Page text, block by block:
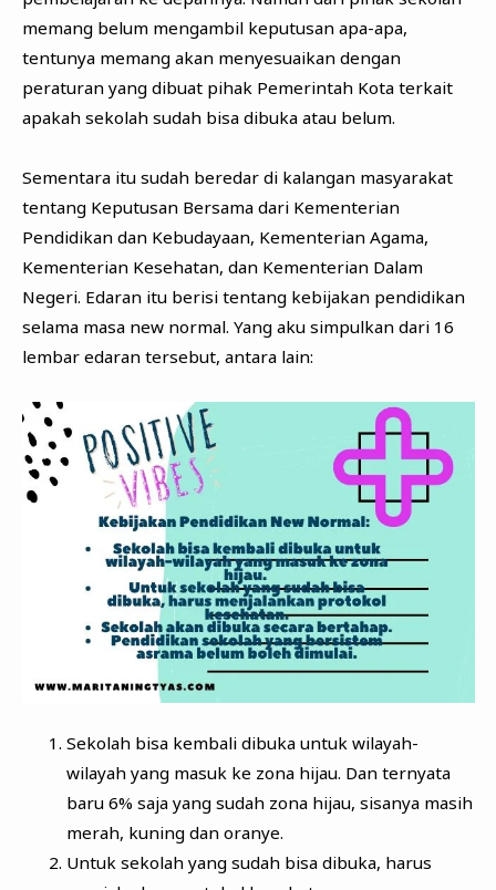
memang belum mengambil keputusan apa-apa,
tentunya memang akan menyesuaikan dengan
peraturan yang dibuat pihak Pemerintah Kota terkait
apakah sekolah sudah bisa dibuka atau belum.
Sementara itu sudah beredar di kalangan masyarakat
tentang Keputusan Bersama dari Kementerian
Pendidikan dan Kebudayaan, Kementerian Agama,
Kementerian Kesehatan, dan Kementerian Dalam
Negeri. Edaran itu berisi tentang kebijakan pendidikan
selama masa new normal. Yang aku simpulkan dari 16
lembar edaran tersebut, antara lain:
Sekolah bisa kembali dibuka untuk wilayah-
wilayah yang masuk ke zona hijau. Dan ternyata
baru 6% saja yang sudah zona hijau, sisanya masih
merah, kuning dan oranye.
Untuk sekolah yang sudah bisa dibuka, harus